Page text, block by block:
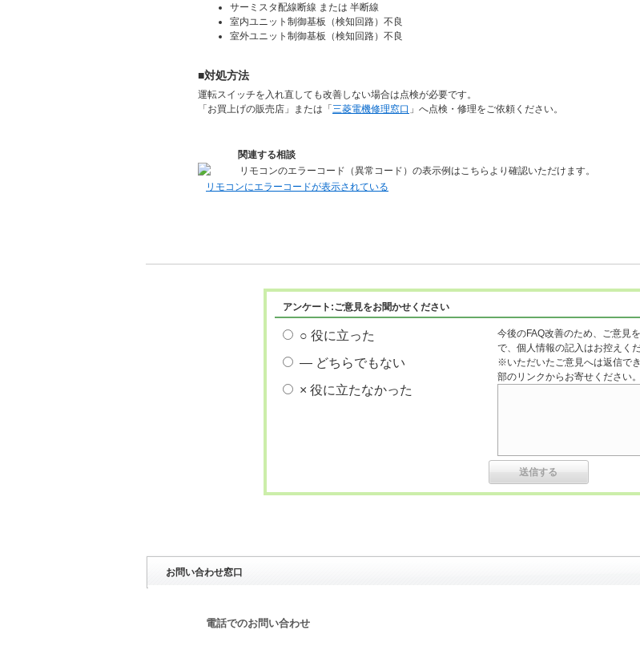
サーミスタ配線断線 または 半断線
室内ユニット制御基板（検知回路）不良
室外ユニット制御基板（検知回路）不良
■対処方法
運転スイッチを入れ直しても改善しない場合は点検が必要です。
「お買上げの販売店」または「三菱電機修理窓口 」へ点検・修理をご依頼ください。
関連する相談
リモコンのエラーコード（異常コード）の表示例はこちらより確認いただけます。
リモコンにエラーコードが表示されている
アンケート:ご意見をお聞かせください
○ 役に立った
― どちらでもない
× 役に立たなかった
今後のFAQ改善のため、ご意見
で、個人情報の記入はお控えくだ
※いただいたご意見へは返信で
部のリンクからお寄せください。
お問い合わせ窓口
電話でのお問い合わせ